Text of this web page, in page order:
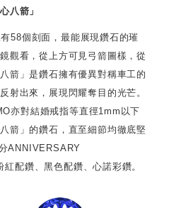
八箭」
58個刻面，最能展現鑽石的璀
觀看，從上方可見弓箭圖樣，從
箭」是鑽石擁有優異對稱車工的
射出來，展現閃耀奪目的光芒。
亦對結婚戒指等直徑1mm以下
箭」的鑽石，直至細節均徹底堅
ANNIVERSARY
配鑽、黑色配鑽、心諾彩鑽。